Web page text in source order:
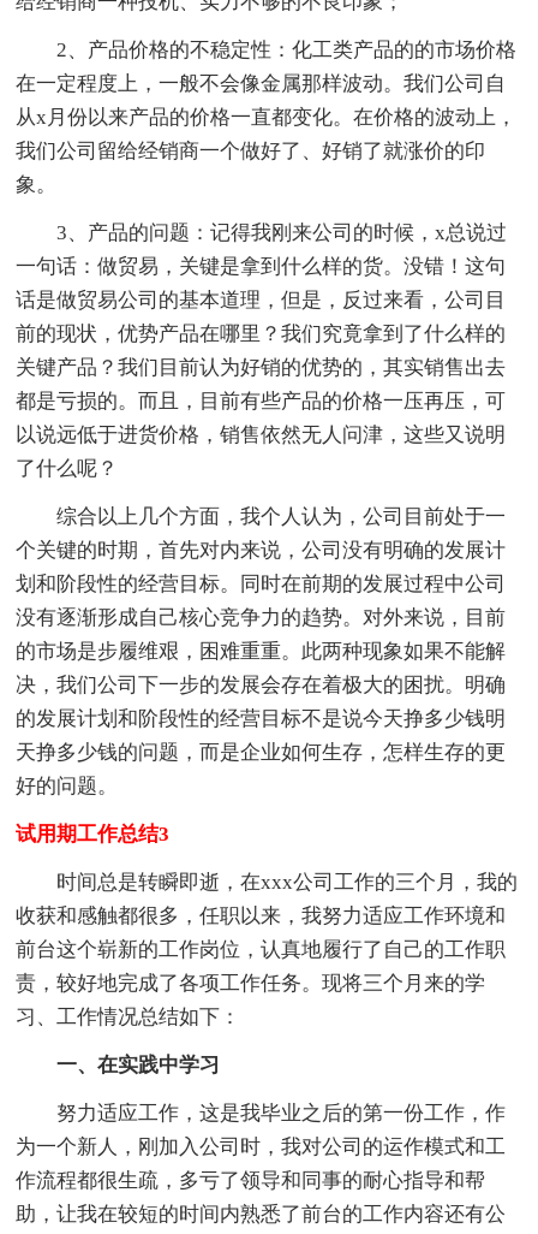
2、产品价格的不稳定性：化工类产品的的市场价格
在一定程度上，一般不会像金属那样波动。我们公司自
从x月份以来产品的价格一直都变化。在价格的波动上，
我们公司留给经销商一个做好了、好销了就涨价的印
象。
3、产品的问题：记得我刚来公司的时候，x总说过
一句话：做贸易，关键是拿到什么样的货。没错！这句
话是做贸易公司的基本道理，但是，反过来看，公司目
前的现状，优势产品在哪里？我们究竟拿到了什么样的
关键产品？我们目前认为好销的优势的，其实销售出去
都是亏损的。而且，目前有些产品的价格一压再压，可
以说远低于进货价格，销售依然无人问津，这些又说明
了什么呢？
综合以上几个方面，我个人认为，公司目前处于一
个关键的时期，首先对内来说，公司没有明确的发展计
划和阶段性的经营目标。同时在前期的发展过程中公司
没有逐渐形成自己核心竞争力的趋势。对外来说，目前
的市场是步履维艰，困难重重。此两种现象如果不能解
决，我们公司下一步的发展会存在着极大的困扰。明确
的发展计划和阶段性的经营目标不是说今天挣多少钱明
天挣多少钱的问题，而是企业如何生存，怎样生存的更
好的问题。
试用期工作总结3
时间总是转瞬即逝，在xxx公司工作的三个月，我的
收获和感触都很多，任职以来，我努力适应工作环境和
前台这个崭新的工作岗位，认真地履行了自己的工作职
责，较好地完成了各项工作任务。现将三个月来的学
习、工作情况总结如下：
一、在实践中学习
努力适应工作，这是我毕业之后的第一份工作，作
为一个新人，刚加入公司时，我对公司的运作模式和工
作流程都很生疏，多亏了领导和同事的耐心指导和帮
助，让我在较短的时间内熟悉了前台的工作内容还有公